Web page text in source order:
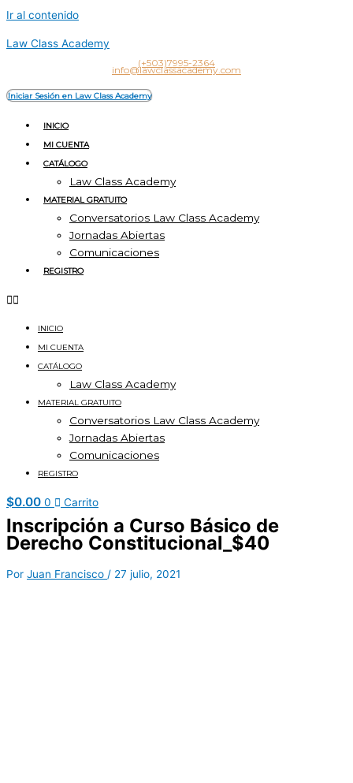
Ir al contenido
Law Class Academy
(+503)7995-2364
info@lawclassacademy.com
Iniciar Sesión en Law Class Academy
INICIO
MI CUENTA
CATÁLOGO
Law Class Academy
MATERIAL GRATUITO
Conversatorios Law Class Academy
Jornadas Abiertas
Comunicaciones
REGISTRO
INICIO
MI CUENTA
CATÁLOGO
Law Class Academy
MATERIAL GRATUITO
Conversatorios Law Class Academy
Jornadas Abiertas
Comunicaciones
REGISTRO
$0.00 0 Carrito
Inscripción a Curso Básico de
Derecho Constitucional_$40
Por Juan Francisco / 27 julio, 2021